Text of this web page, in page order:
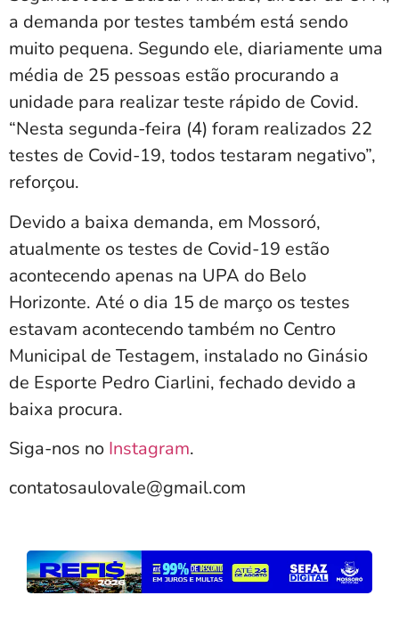
a demanda por testes também está sendo
muito pequena. Segundo ele, diariamente uma
média de 25 pessoas estão procurando a
unidade para realizar teste rápido de Covid.
“Nesta segunda-feira (4) foram realizados 22
testes de Covid-19, todos testaram negativo”,
reforçou.
Devido a baixa demanda, em Mossoró,
atualmente os testes de Covid-19 estão
acontecendo apenas na UPA do Belo
Horizonte. Até o dia 15 de março os testes
estavam acontecendo também no Centro
Municipal de Testagem, instalado no Ginásio
de Esporte Pedro Ciarlini, fechado devido a
baixa procura.
Siga-nos no Instagram.
contatosaulovale@gmail.com